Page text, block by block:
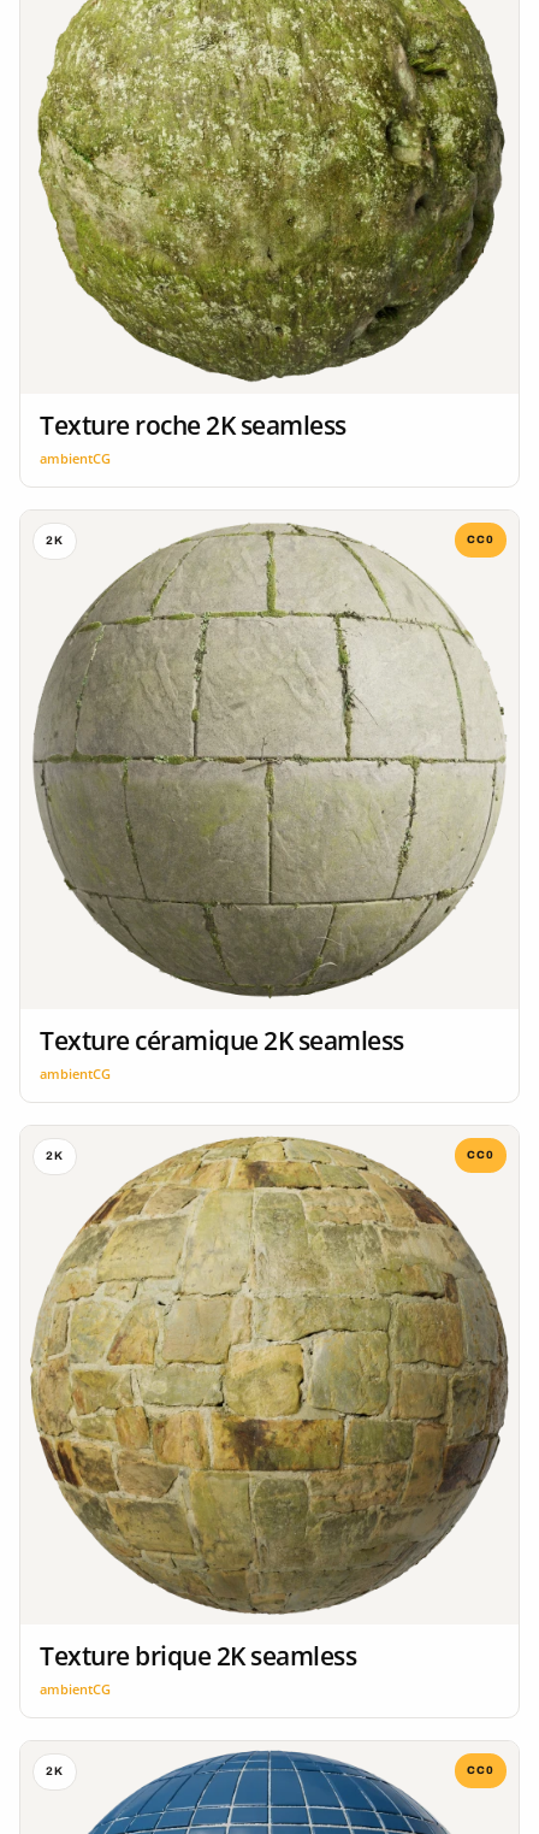
Texture roche 2K seamless
ambientCG
2K CC0
Texture céramique 2K seamless
ambientCG
2K CC0
Texture brique 2K seamless
ambientCG
2K CC0